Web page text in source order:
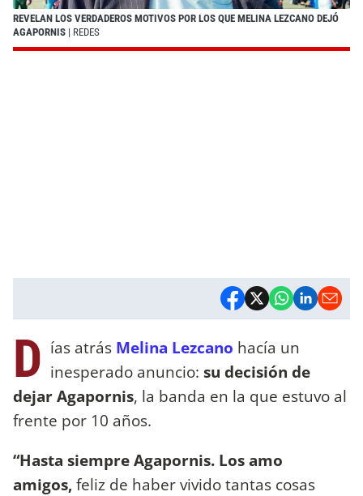
REVELAN LOS VERDADEROS MOTIVOS POR LOS QUE MELINA LEZCANO DEJÓ
AGAPORNIS | REDES
D ías atrás Melina Lezcano hacía un
inesperado anuncio: su decisión de
dejar Agapornis, la banda en la que estuvo al
frente por 10 años.
“Hasta siempre Agapornis. Los amo
amigos,feliz de haber vivido tantas cosas